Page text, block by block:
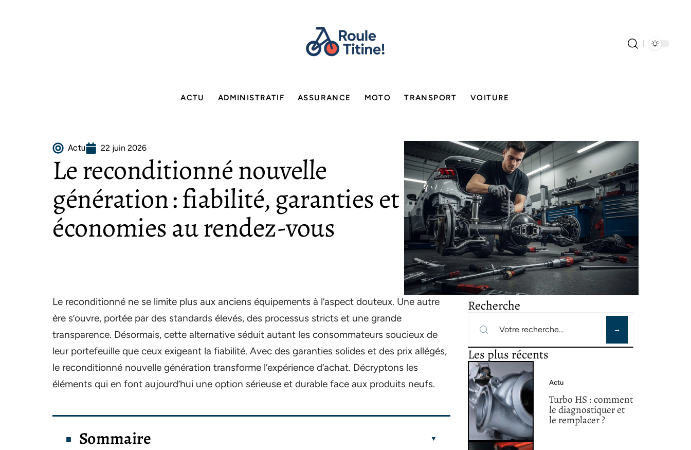
ACTU ADMINISTRATIF ASSURANCE MOTO TRANSPORT VOITURE
Actu 22 juin 2026
Le reconditionné nouvelle
génération : fiabilité, garanties et
économies au rendez-vous
Le reconditionné ne se limite plus aux anciens équipements à l’aspect douteux. Une autre
ère s’ouvre, portée par des standards élevés, des processus stricts et une grande
transparence. Désormais, cette alternative séduit autant les consommateurs soucieux de
leur portefeuille que ceux exigeant la fiabilité. Avec des garanties solides et des prix allégés,
le reconditionné nouvelle génération transforme l’expérience d’achat. Décryptons les
éléments qui en font aujourd’hui une option sérieuse et durable face aux produits neufs.
Sommaire
Recherche
Les plus récents
Actu
Turbo HS : comment
le diagnostiquer et
le remplacer ?